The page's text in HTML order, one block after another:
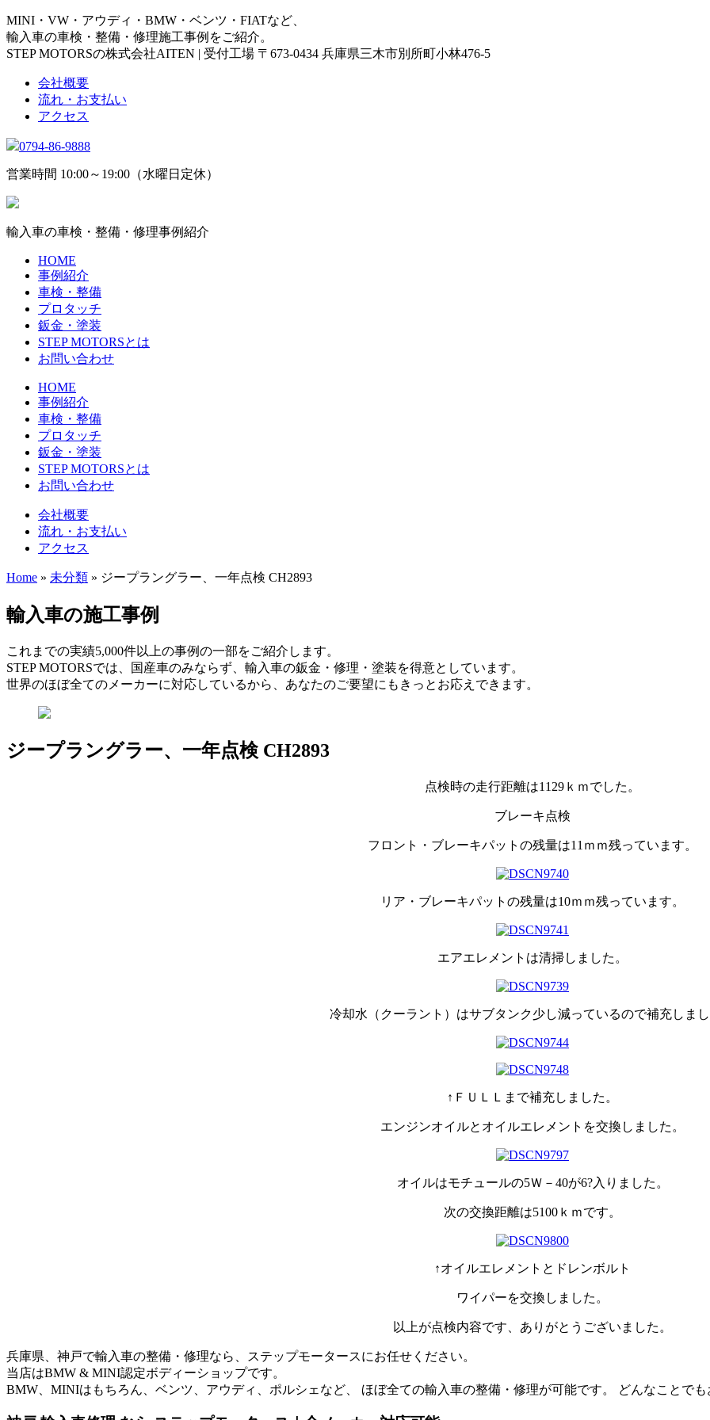
MINI・VW・アウディ・BMW・ベンツ・FIATなど、
輸入車の車検・整備・修理施工事例をご紹介。
STEP MOTORSの株式会社AITEN | 受付工場 〒673-0434 兵庫県三木市別所町小林476-5
会社概要
流れ・お支払い
アクセス
0794-86-9888
営業時間 10:00～19:00（水曜日定休）
輸入車の車検・整備・修理事例紹介
HOME
事例紹介
車検・整備
プロタッチ
鈑金・塗装
STEP MOTORSとは
お問い合わせ
HOME
事例紹介
車検・整備
プロタッチ
鈑金・塗装
STEP MOTORSとは
お問い合わせ
会社概要
流れ・お支払い
アクセス
Home » 未分類 » ジープラングラー、一年点検 CH2893
輸入車の施工事例
これまでの実績5,000件以上の事例の一部をご紹介します。
STEP MOTORSでは、国産車のみならず、輸入車の鈑金・修理・塗装を得意としています。
世界のほぼ全てのメーカーに対応しているから、あなたのご要望にもきっとお応えできます。
ジープラングラー、一年点検 CH2893
点検時の走行距離は1129ｋｍでした。
ブレーキ点検
フロント・ブレーキパットの残量は11ｍｍ残っています。
リア・ブレーキパットの残量は10ｍｍ残っています。
エアエレメントは清掃しました。
冷却水（クーラント）はサブタンク少し減っているので補充しま
↑ＦＵＬＬまで補充しました。
エンジンオイルとオイルエレメントを交換しました。
オイルはモチュールの5Ｗ－40が6?入りました。
次の交換距離は5100ｋｍです。
↑オイルエレメントとドレンボルト
ワイパーを交換しました。
以上が点検内容です、ありがとうございました。
兵庫県、神戸で輸入車の整備・修理なら、ステップモータースにお任せください。
当店はBMW & MINI認定ボディーショップです。
BMW、MINIはもちろん、ベンツ、アウディ、ポルシェなど、 ほぼ全ての輸入車の整備・修理が可能です。 どんなことで